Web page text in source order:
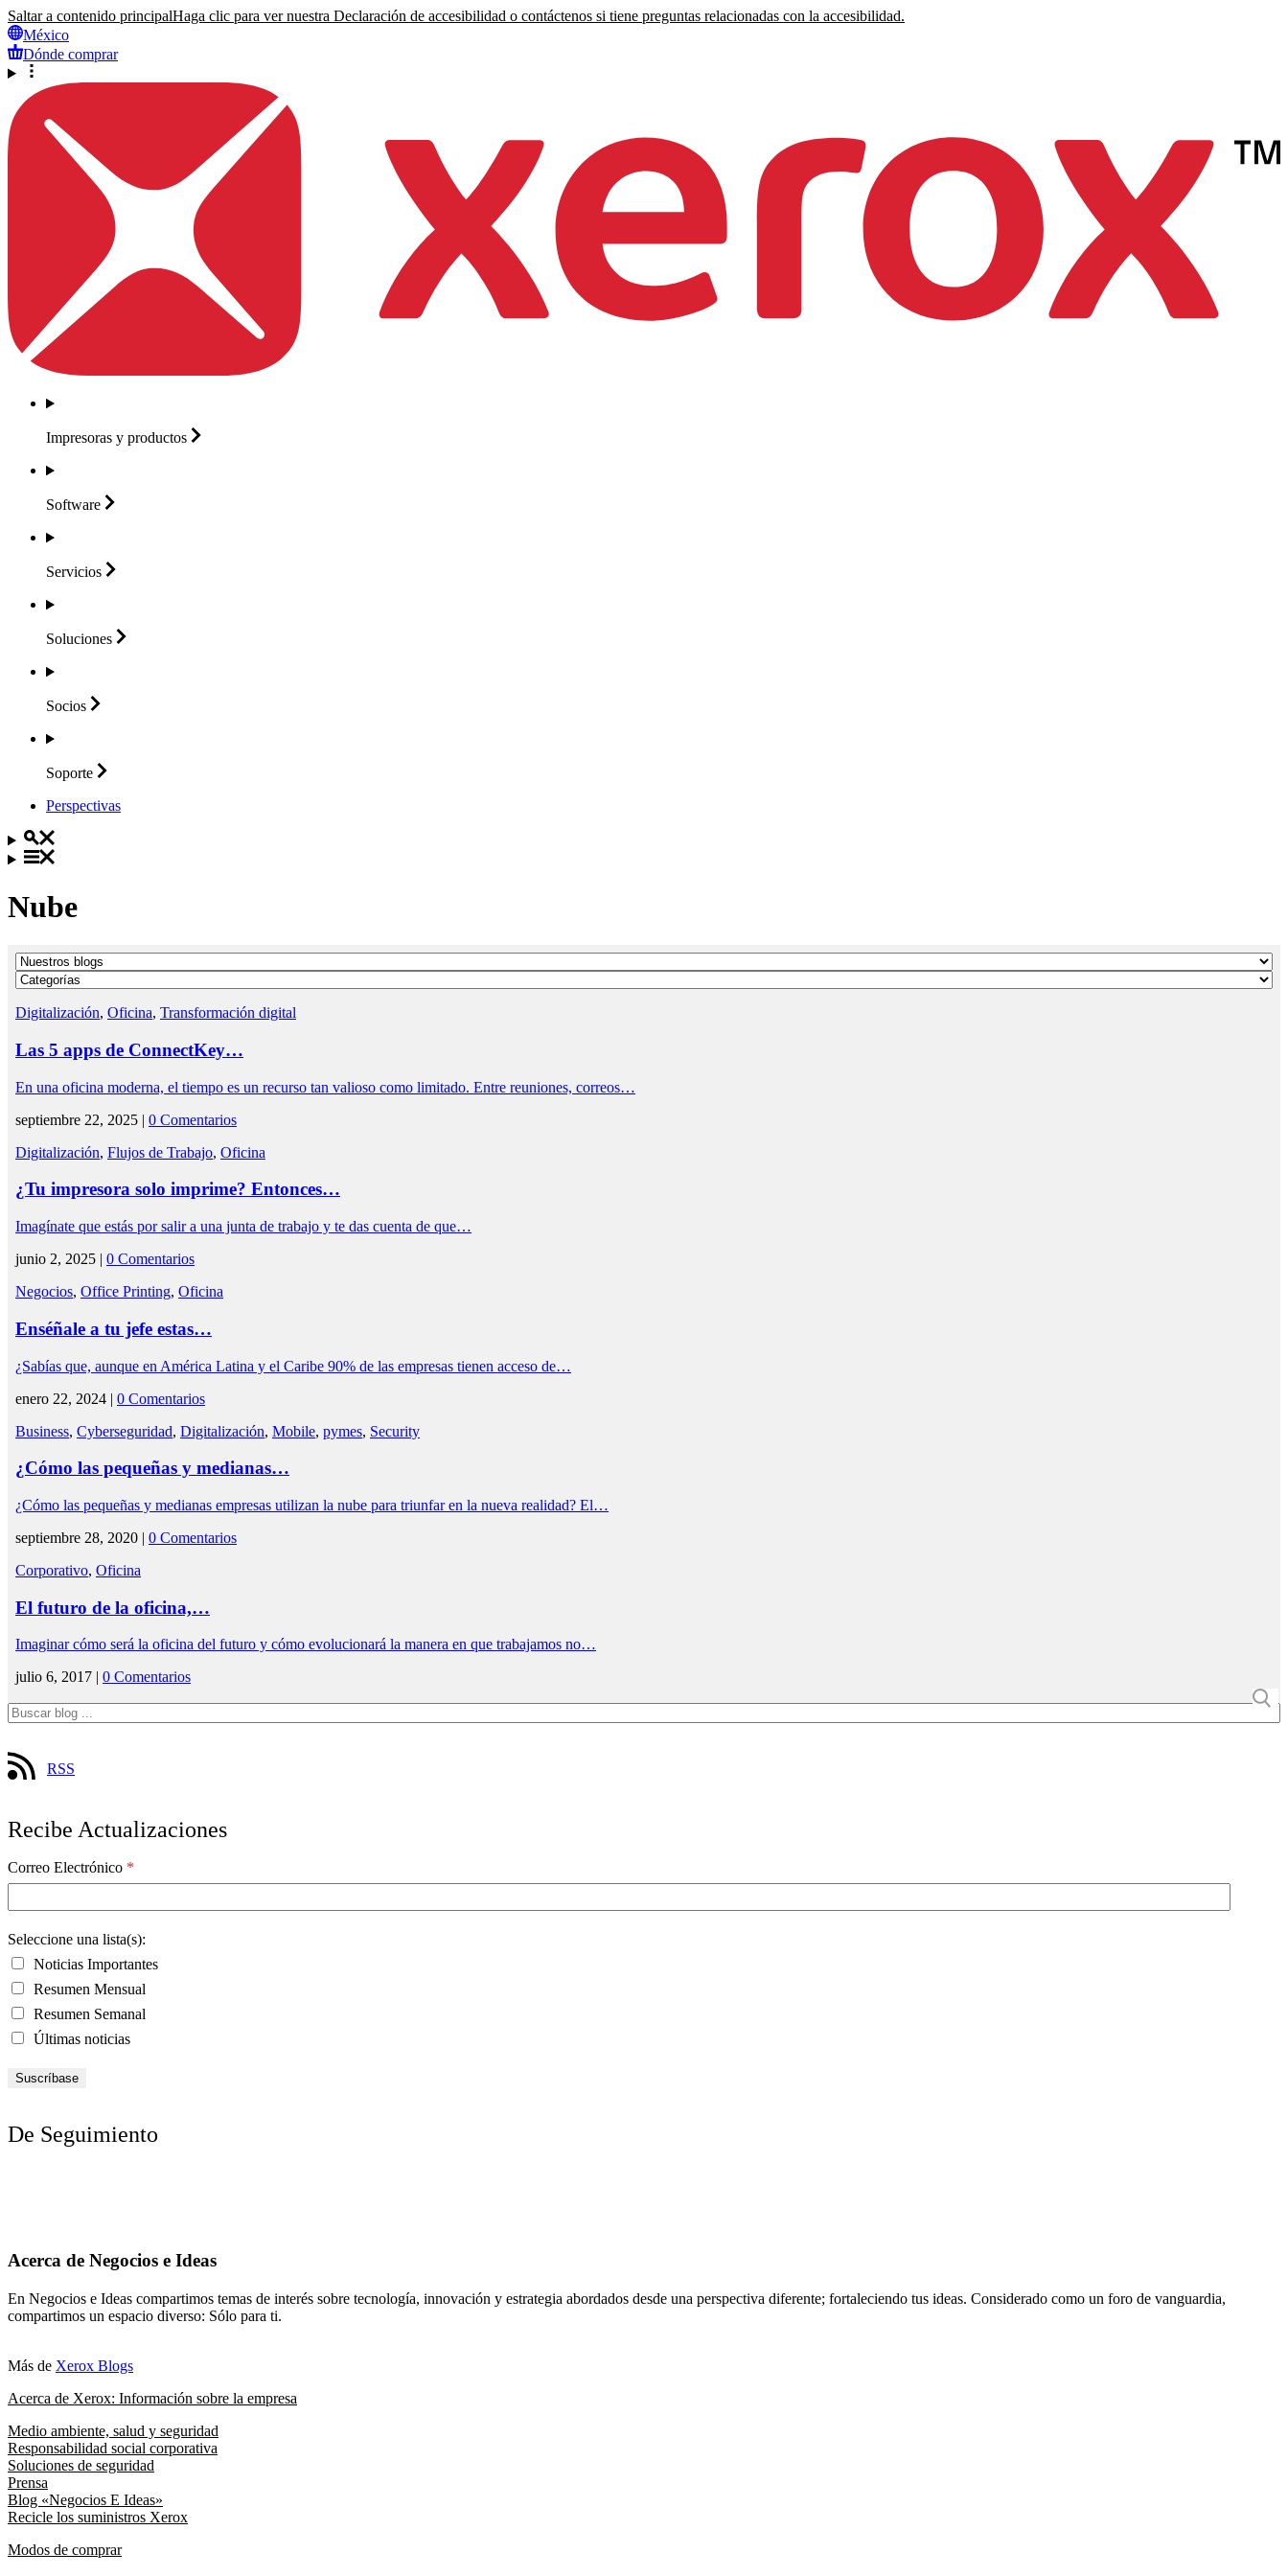
Saltar a contenido principalHaga clic para ver nuestra Declaración de accesibilidad o contáctenos si tiene preguntas relacionadas con la accesibilidad.
México
Dónde comprar
Impresoras y productos
Software
Servicios
Soluciones
Socios
Soporte
Perspectivas
Nube
Digitalización, Oficina, Transformación digital
Las 5 apps de ConnectKey…
En una oficina moderna, el tiempo es un recurso tan valioso como limitado. Entre reuniones, correos…
septiembre 22, 2025 | 0 Comentarios
Digitalización, Flujos de Trabajo, Oficina
¿Tu impresora solo imprime? Entonces…
Imagínate que estás por salir a una junta de trabajo y te das cuenta de que…
junio 2, 2025 | 0 Comentarios
Negocios, Office Printing, Oficina
Enséñale a tu jefe estas…
¿Sabías que, aunque en América Latina y el Caribe 90% de las empresas tienen acceso de…
enero 22, 2024 | 0 Comentarios
Business, Cyberseguridad, Digitalización, Mobile, pymes, Security
¿Cómo las pequeñas y medianas…
¿Cómo las pequeñas y medianas empresas utilizan la nube para triunfar en la nueva realidad? El…
septiembre 28, 2020 | 0 Comentarios
Corporativo, Oficina
El futuro de la oficina,…
Imaginar cómo será la oficina del futuro y cómo evolucionará la manera en que trabajamos no…
julio 6, 2017 | 0 Comentarios
RSS
Recibe Actualizaciones
Correo Electrónico *
Seleccione una lista(s):
Noticias Importantes
Resumen Mensual
Resumen Semanal
Últimas noticias
De Seguimiento
Acerca de Negocios e Ideas
En Negocios e Ideas compartimos temas de interés sobre tecnología, innovación y estrategia abordados desde una perspectiva diferente; fortaleciendo tus ideas. Considerado como un foro de vanguardia,
compartimos un espacio diverso: Sólo para ti.
Más de Xerox Blogs
Acerca de Xerox: Información sobre la empresa
Medio ambiente, salud y seguridad
Responsabilidad social corporativa
Soluciones de seguridad
Prensa
Blog «Negocios E Ideas»
Recicle los suministros Xerox
Modos de comprar